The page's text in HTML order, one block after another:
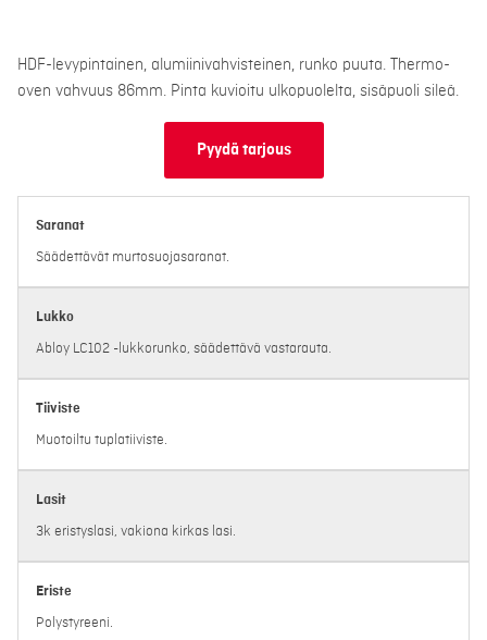
HDF-levypintainen, alumiinivahvisteinen, runko puuta. Thermo-
oven vahvuus 86mm. Pinta kuvioitu ulkopuolelta, sisäpuoli sileä.
Pyydä tarjous
Saranat
Säädettävät murtosuojasaranat.
Lukko
Abloy LC102 -lukkorunko, säädettävä vastarauta.
Tiiviste
Muotoiltu tuplatiiviste.
Lasit
3k eristyslasi, vakiona kirkas lasi.
Eriste
Polystyreeni.